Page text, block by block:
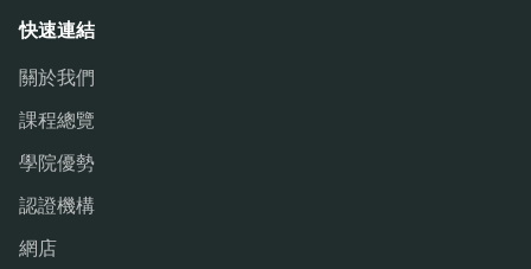
快速連結
關於我們
課程總覽
學院優勢
認證機構
網店